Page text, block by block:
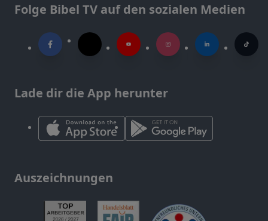
Folge Bibel TV auf den sozialen Medien
Lade dir die App herunter
Auszeichnungen